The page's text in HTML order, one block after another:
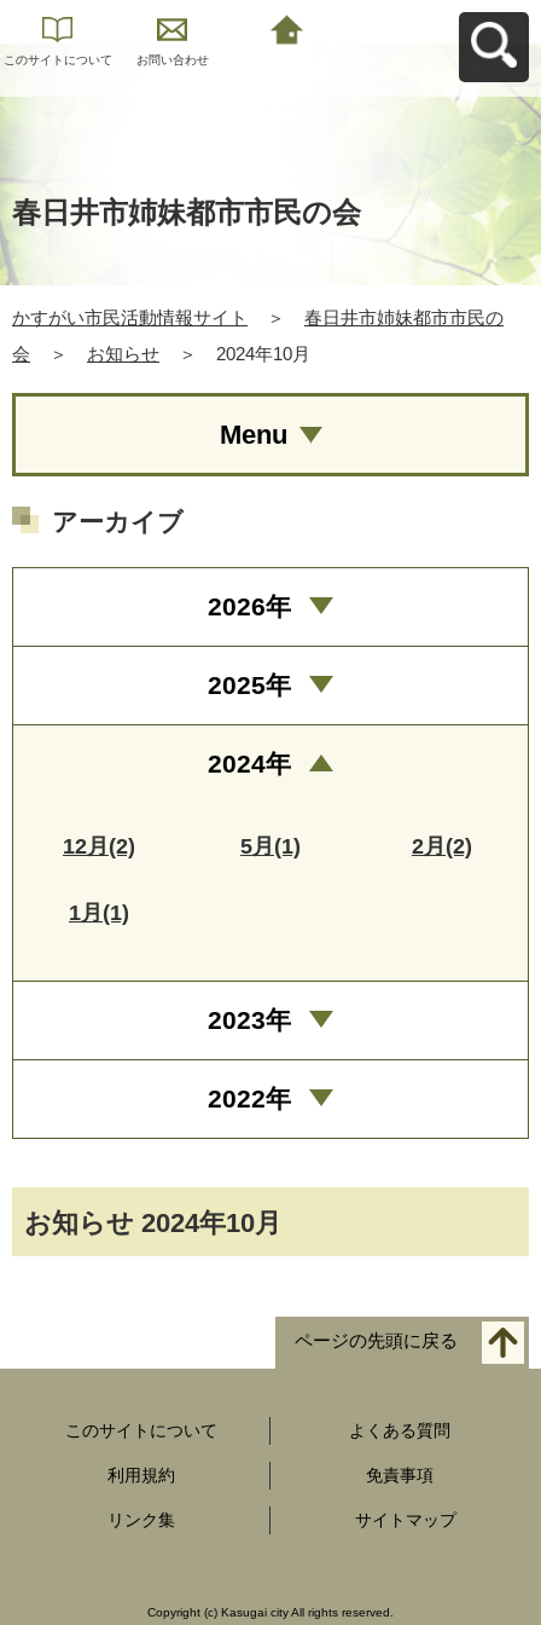
このサイトについて お問い合わせ
春日井市姉妹都市市民の会
かすがい市民活動情報サイト ＞
春日井市姉妹都市市民の
会
＞ お知らせ ＞ 2024年10月
お知らせ 2024年10月
Menu
アーカイブ
2026年
2025年
2024年
12月(2) 5月(1) 2月(2)
1月(1)
2023年
2022年
ページの先頭に戻る
このサイトについて よくある質問
利用規約 免責事項
リンク集 サイトマップ
Copyright (c) Kasugai city All rights reserved.